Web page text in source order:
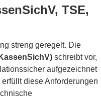
TSE,
streng geregelt. Die
schreibt vor,
aufgezeichnet
diese Anforderungen